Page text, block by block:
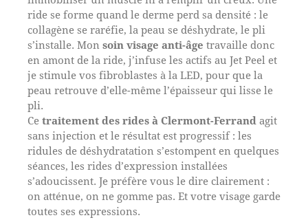
ride se forme quand le derme perd sa densité : le
collagène se raréfie, la peau se déshydrate, le pli
s’installe. Mon soin visage anti-âge travaille donc
en amont de la ride, j’infuse les actifs au Jet Peel et
je stimule vos fibroblastes à la LED, pour que la
peau retrouve d’elle-même l’épaisseur qui lisse le
pli.
Ce traitement des rides à Clermont-Ferrand agit
sans injection et le résultat est progressif : les
ridules de déshydratation s’estompent en quelques
séances, les rides d’expression installées
s’adoucissent. Je préfère vous le dire clairement :
on atténue, on ne gomme pas. Et votre visage garde
toutes ses expressions.